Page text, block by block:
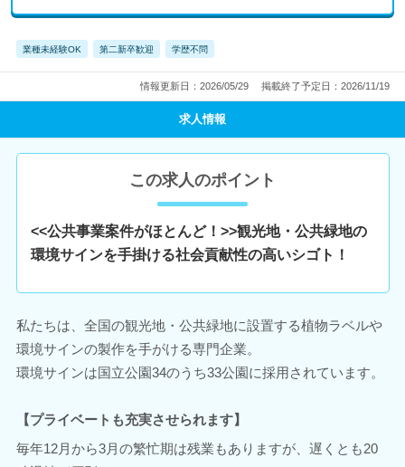
業種未経験OK 第二新卒歓迎 学歴不問
情報更新日：2026/05/29 掲載終了予定日：2026/11/19
求人情報
この求人のポイント
<<公共事業案件がほとんど！>>観光地・公共緑地の
環境サインを手掛ける社会貢献性の高いシゴト！
私たちは、全国の観光地・公共緑地に設置する植物ラベルや
環境サインの製作を手がける専門企業。
環境サインは国立公園34のうち33公園に採用されています。
【プライベートも充実させられます】
毎年12月から3月の繁忙期は残業もありますが、遅くとも20